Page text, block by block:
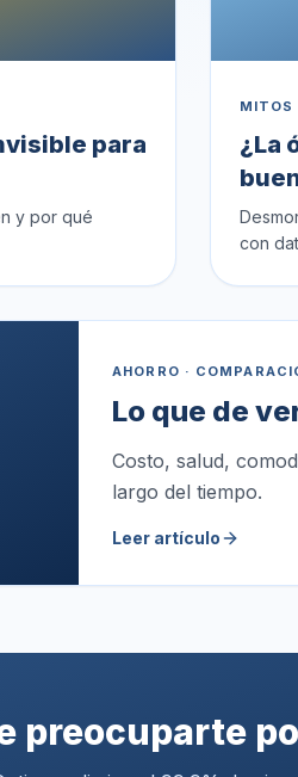
para
y por qué
MITOS
¿La
con
AHORRO ·
Lo que de
Costo, salud,
largo del tiempo.
Leer artículo
preocuparte